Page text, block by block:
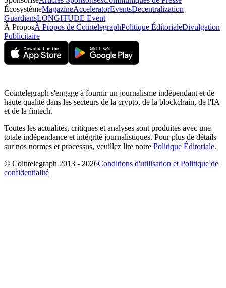
ÉcosystèmeMagazineAcceleratorEventsDecentralization
GuardiansLONGITUDE Event
À ProposÀ Propos de CointelegraphPolitique ÉditorialeDivulgation
Publicitaire
Cointelegraph s'engage à fournir un journalisme indépendant et de
haute qualité dans les secteurs de la crypto, de la blockchain, de l'IA
et de la fintech.
Toutes les actualités, critiques et analyses sont produites avec une
totale indépendance et intégrité journalistiques. Pour plus de détails
sur nos normes et processus, veuillez lire notre Politique Éditoriale.
© Cointelegraph 2013 - 2026Conditions d'utilisation et Politique de
confidentialité